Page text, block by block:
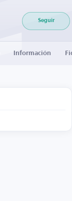
Seguir
Información